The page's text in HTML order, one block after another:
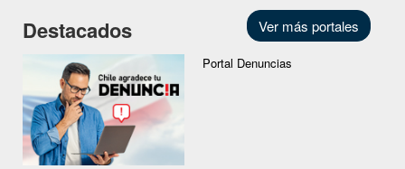
Destacados Ver más portales
Portal Denuncias